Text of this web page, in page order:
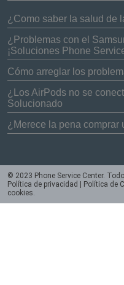
¿Como saber la salud de
¿Problemas con el
¡Soluciones Phone
Cómo arreglar los
¿Los AirPods no se
Solucionado
¿Merece la pena comprar
© 2023 Phone Service Center.
Política de privacidad
Política de
cookies.